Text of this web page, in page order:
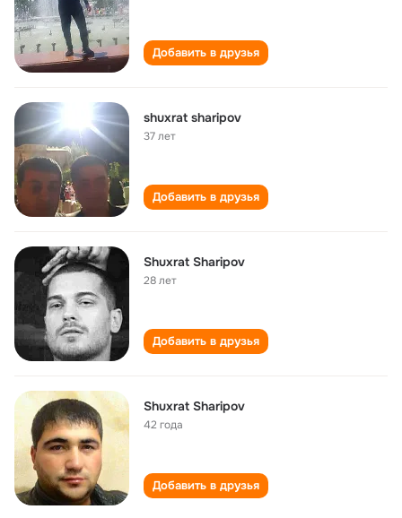
Добавить в друзья
shuxrat sharipov
37 лет
Добавить в друзья
Shuxrat Sharipov
28 лет
Добавить в друзья
Shuxrat Sharipov
42 года
Добавить в друзья